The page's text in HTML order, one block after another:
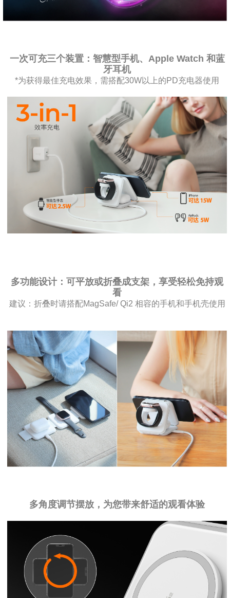
一次可充三个装置：智慧型手机、Apple Watch 和蓝
牙耳机
*为获得最佳充电效果，需搭配30W以上的PD充电器使用
多功能设计：可平放或折叠成支架，享受轻松免持观
看
建议：折叠时请搭配MagSafe/ Qi2 相容的手机和手机壳使用
多角度调节摆放，为您带来舒适的观看体验